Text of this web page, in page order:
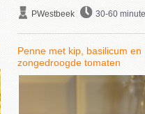
PWestbeek 30-60
Penne met kip, basilicum en
zongedroogde tomaten